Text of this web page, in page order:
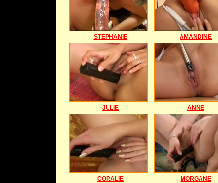
STEPHANIE AMANDINE
JULIE ANNE
CORALIE MORGANE